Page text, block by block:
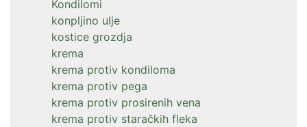
Kondilomi
konpljino ulje
kostice grozdja
krema
krema protiv kondiloma
krema protiv pega
krema protiv prosirenih vena
krema protiv staračkih fleka